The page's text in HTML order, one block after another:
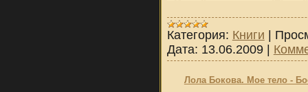
Категория: Книги |
Дата: 13.06.2009 |
Лола Бокова. Мое тело -